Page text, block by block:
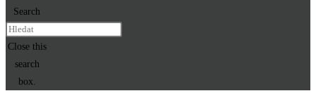
Search
Close this
search
box.